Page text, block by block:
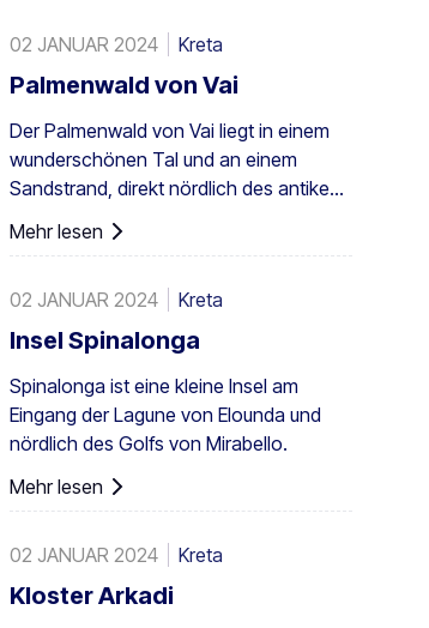
02 JANUAR 2024 Kreta
Palmenwald von Vai
Der Palmenwald von Vai liegt in einem
wunderschönen Tal und an einem
Sandstrand, direkt nördlich des antiken
Itanos: 28 km von Sitia, 8 km von
Palaikastro und 6 km von Toplou über
Fläche von 200 Stremmata (50 Acres)
besteht er aus den einheimischen
Theophrastus-Palmen – der größten
Kolonie nicht nur in Griechenland,
sondern in ganz Europa. Ein
ausreichend großer Bestand existiert
auch in Preveli, mit kleineren Gruppen an
anderen Orten, z. B. in Agios Nikitas. Die
den südwestlichen Ägäisinseln, auf
Zypern und in der Türkei vor.
Mehr lesen
02 JANUAR 2024 Kreta
Insel Spinalonga
Spinalonga ist eine kleine Insel am
Eingang der Lagune von Elounda und
nördlich des Golfs von Mirabello.
Mehr lesen
02 JANUAR 2024 Kreta
Kloster Arkadi